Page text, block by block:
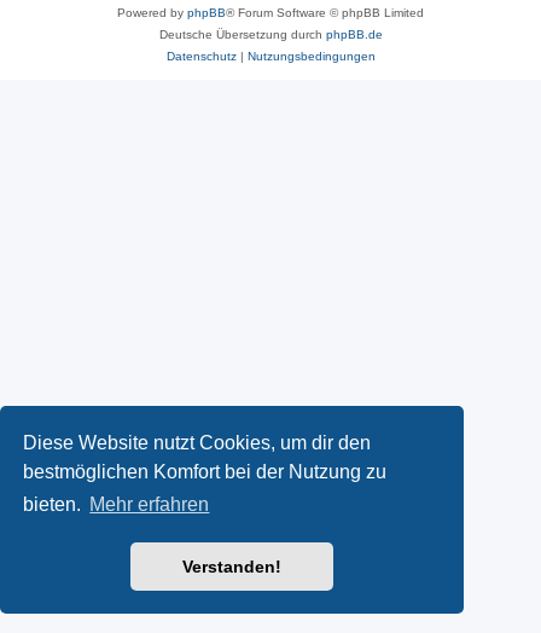
Diese Website nutzt Cookies, um dir den
bestmöglichen Komfort bei der Nutzung zu
bieten. Mehr erfahren
Verstanden!
Powered by phpBB® Forum Software © phpBB Limited
Deutsche Übersetzung durch phpBB.de
Datenschutz| Nutzungsbedingungen